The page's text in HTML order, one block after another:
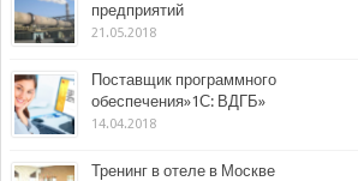
предприятий
21.05.2018
Поставщик программного
обеспечения»1С: ВДГБ»
14.04.2018
Тренинг в отеле в Москве